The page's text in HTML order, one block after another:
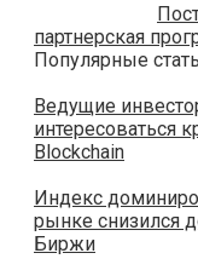
партнерская
Популярные
Ведущие
интересоваться
Blockchain
Индекс
рынке снизился
Биржи